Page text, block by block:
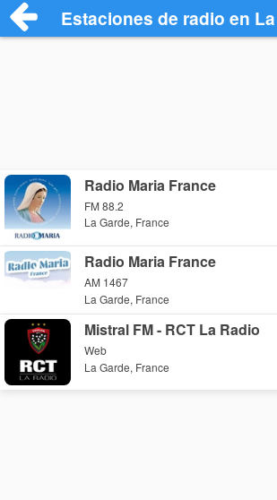
Estaciones de radio en
Radio Maria France
FM 88.2
La Garde, France
Radio Maria France
AM 1467
La Garde, France
Mistral FM - RCT La Radio
Web
La Garde, France